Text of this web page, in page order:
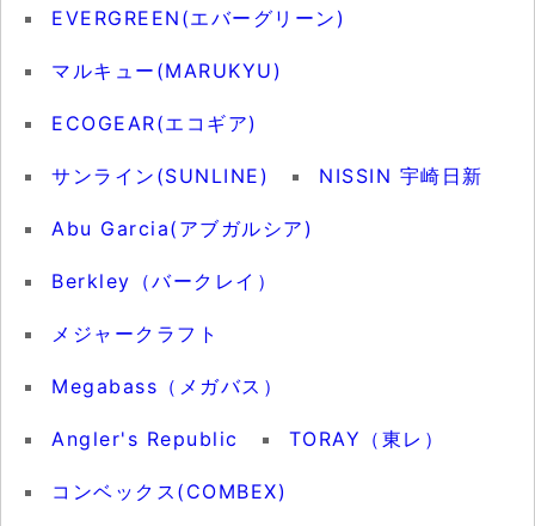
EVERGREEN(エバーグリーン)
マルキュー(MARUKYU)
ECOGEAR(エコギア)
サンライン(SUNLINE) NISSIN 宇崎日新
Abu Garcia(アブガルシア)
Berkley（バークレイ）
メジャークラフト
Megabass（メガバス）
Angler's Republic TORAY（東レ）
コンベックス(COMBEX)